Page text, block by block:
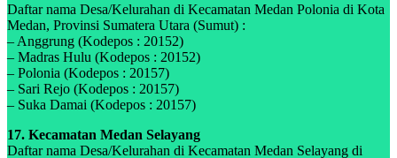
Daftar nama Desa/Kelurahan di Kecamatan Medan Polonia di Kota
Medan, Provinsi Sumatera Utara (Sumut) :
– Anggrung (Kodepos : 20152)
– Madras Hulu (Kodepos : 20152)
– Polonia (Kodepos : 20157)
– Sari Rejo (Kodepos : 20157)
– Suka Damai (Kodepos : 20157)
17. Kecamatan Medan Selayang
Daftar nama Desa/Kelurahan di Kecamatan Medan Selayang di